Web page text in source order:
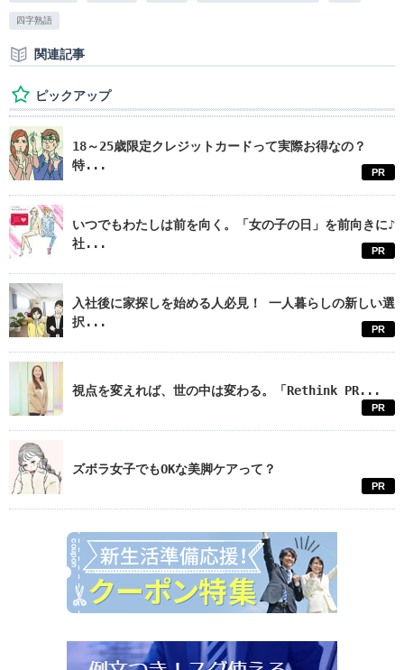
四字熟語
関連記事
ピックアップ
18～25歳限定クレジットカードって実際お得なの？
特...
PR
いつでもわたしは前を向く。「女の子の日」を前向きに♪
社...
PR
入社後に家探しを始める人必見！ 一人暮らしの新しい選
択...
PR
視点を変えれば、世の中は変わる。「Rethink PR...
PR
ズボラ女子でもOKな美脚ケアって？
PR